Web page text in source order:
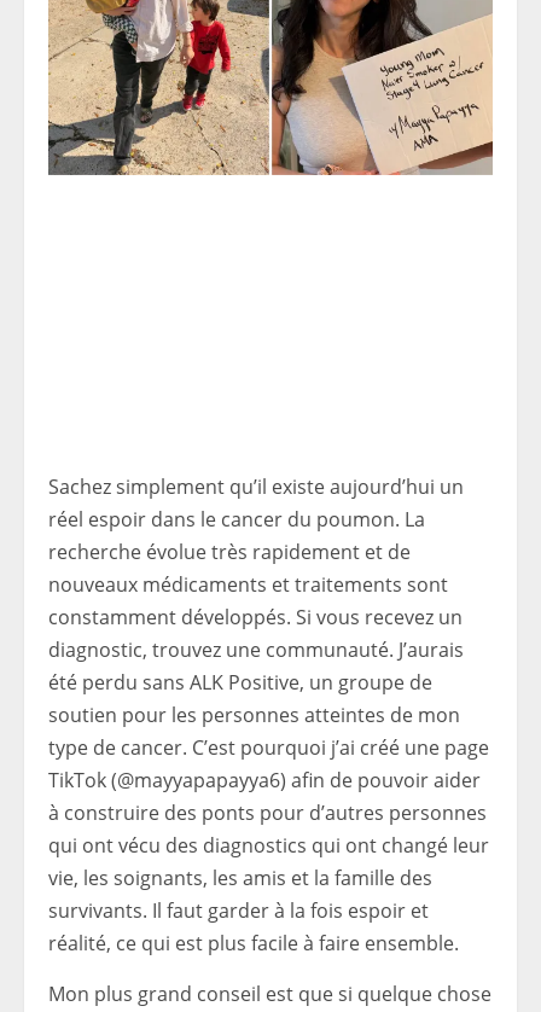
Sachez simplement qu’il existe aujourd’hui un
réel espoir dans le cancer du poumon. La
recherche évolue très rapidement et de
nouveaux médicaments et traitements sont
constamment développés. Si vous recevez un
diagnostic, trouvez une communauté. J’aurais
été perdu sans ALK Positive, un groupe de
soutien pour les personnes atteintes de mon
type de cancer. C’est pourquoi j’ai créé une page
TikTok (@mayyapapayya6) afin de pouvoir aider
à construire des ponts pour d’autres personnes
qui ont vécu des diagnostics qui ont changé leur
vie, les soignants, les amis et la famille des
survivants. Il faut garder à la fois espoir et
réalité, ce qui est plus facile à faire ensemble.
Mon plus grand conseil est que si quelque chose